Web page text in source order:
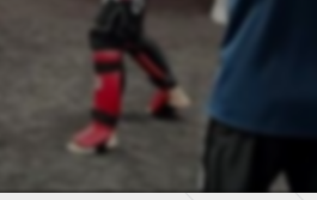
習クラス